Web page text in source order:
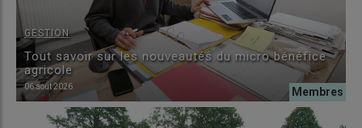
GESTION
Tout savoir sur les nouveautés du micro bénéfice
agricole
06 août 2026